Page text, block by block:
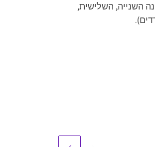
(מהעונה השנייה, השלישית,